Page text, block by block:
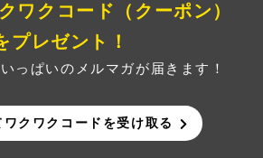
ワクコード（クーポン）
プレゼント！
っぱいのメルマガが届きます！
ワクワクコードを受け取る